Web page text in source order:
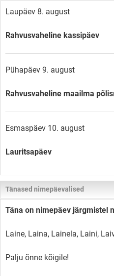
Laupäev 8. august
Rahvusvaheline kassipäev
Pühapäev 9. august
Rahvusvaheline maailma
Esmaspäev 10. august
Lauritsapäev
Tänased nimepäevalised
Täna on nimepäev järgmistel
Laine, Laina, Lainela, Laini,
Palju õnne kõigile!